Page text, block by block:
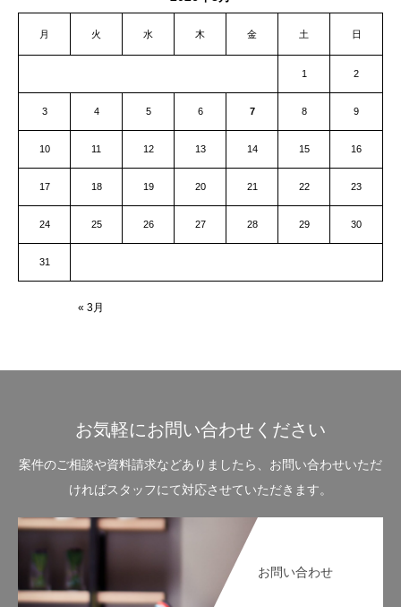
月 火 水 木 金 土 日
1 2
3 4 5 6 7 8 9
10 11 12 13 14 15 16
17 18 19 20 21 22 23
24 25 26 27 28 29 30
31
« 3月
お気軽にお問い合わせください
案件のご相談や資料請求などありましたら、お問い合わせいただ
ければスタッフにて対応させていただきます。
お問い合わせ